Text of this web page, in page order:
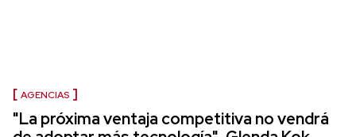
AGENCIAS
"La próxima ventaja competitiva no vendrá